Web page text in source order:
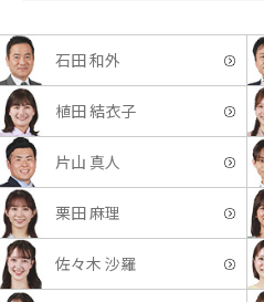
石田 和外
植田 結衣子
片山 真人
栗田 麻理
佐々木 沙羅